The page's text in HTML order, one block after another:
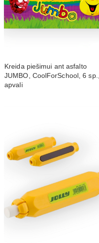
Kreida piešimui ant asfalto
JUMBO, CoolForSchool, 6 sp.,
apvali